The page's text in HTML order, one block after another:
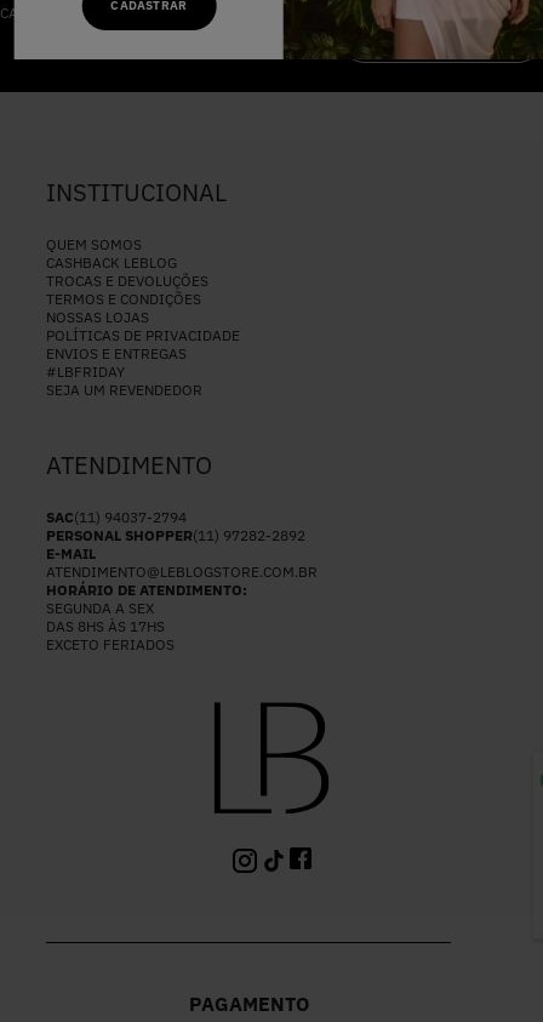
CADASTRAR
CADASTRE-SE NA NOSSA NEWSLETTER
CADASTRAR
INSTITUCIONAL
QUEM SOMOS
CASHBACK LEBLOG
TROCAS E DEVOLUÇÕES
TERMOS E CONDIÇÕES
NOSSAS LOJAS
POLÍTICAS DE PRIVACIDADE
ENVIOS E ENTREGAS
#LBFRIDAY
SEJA UM REVENDEDOR
ATENDIMENTO
SAC(11) 94037-2794
PERSONAL SHOPPER(11) 97282-2892
E-MAIL
ATENDIMENTO@LEBLOGSTORE.COM.BR
HORÁRIO DE ATENDIMENTO:
SEGUNDA A SEX
DAS 8HS ÀS 17HS
EXCETO FERIADOS
PAGAMENTO